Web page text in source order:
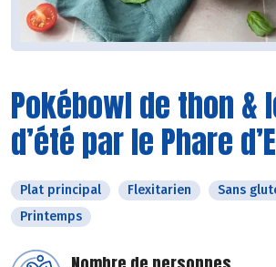
Pokébowl de thon &
d’été par le Phare
Plat principal Flexitarien Sans
Printemps